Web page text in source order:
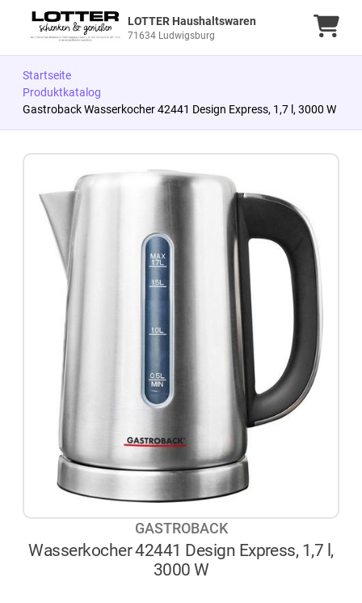
LOTTER Haushaltswaren
71634 Ludwigsburg
Startseite
Produktkatalog
Gastroback Wasserkocher 42441 Design Express, 1,7 l, 3000 W
GASTROBACK
Wasserkocher 42441 Design Express, 1,7 l,
3000 W